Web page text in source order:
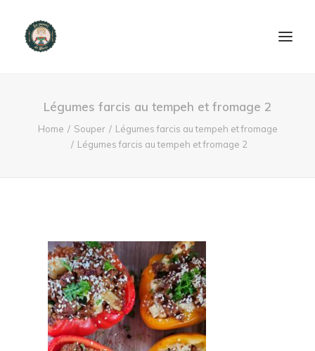
ACCUEIL
PRODUITS ET SERVICES
SEARCH
Légumes farcis au tempeh et fromage 2
Home Souper
Légumes farcis au tempeh et fromage
Légumes farcis au tempeh et fromage 2